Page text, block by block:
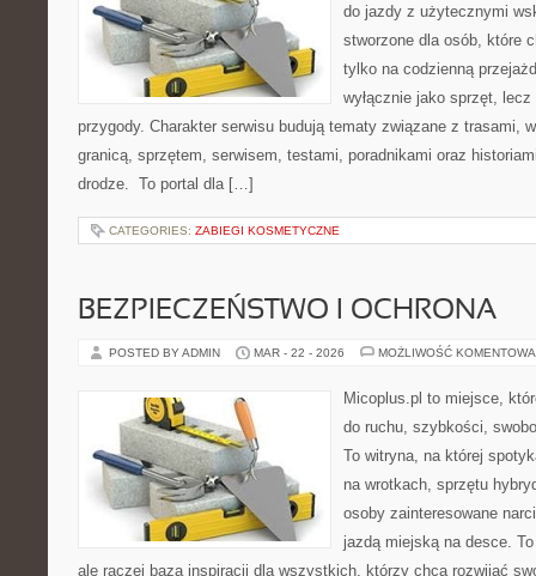
do jazdy z użytecznymi
stworzone dla osób, które
tylko na codzienną
wyłącznie jako sprzęt,
przygody. Charakter serwisu budują tematy związane z trasami,
granicą, sprzętem, serwisem, testami, poradnikami oraz
drodze. To portal dla […]
CATEGORIES: ZABIEGI KOSMETYCZNE
BEZPIECZEŃSTWO I OCHRONA
POSTED BY ADMIN MAR - 22 - 2026 MOŻLIWOŚĆ
Micoplus.pl to miejsce,
do ruchu, szybkości,
To witryna, na której
na wrotkach, sprzętu
osoby zainteresowane
jazdą miejską na desce.
ale raczej baza inspiracji dla wszystkich, którzy chcą rozwijać